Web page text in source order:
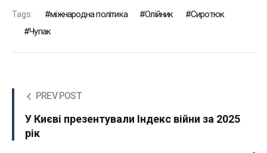
Tags: міжнародна політика Олійник
Сиротюк
Чупак
PREV POST
У Києві презентували Індекс війни за 2025
рік